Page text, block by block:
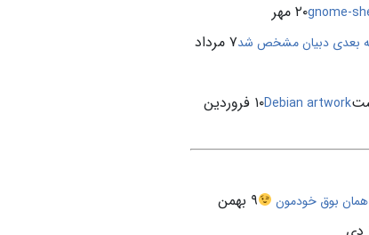
۲۰ مهر
بعدی دبیان مشخص شد۷ مرداد
Debian artwork۱۰ فروردین
۹ بهمن